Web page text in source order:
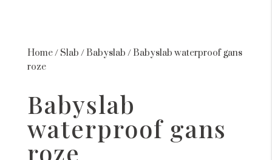
Home/ Slab / Babyslab / Babyslab waterproof gans
roze
Babyslab
waterproof gans
roze